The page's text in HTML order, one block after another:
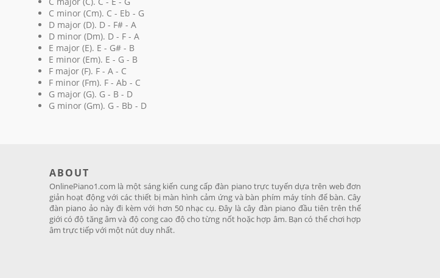
C minor (Cm). C - Eb - G
D major (D). D - F# - A
D minor (Dm). D - F - A
E major (E). E - G# - B
E minor (Em). E - G - B
F major (F). F - A - C
F minor (Fm). F - Ab - C
G major (G). G - B - D
G minor (Gm). G - Bb - D
ABOUT
OnlinePiano1.com là một sáng kiến ​​cung cấp đàn piano trực tuyến dựa trên web đơn
giản hoạt động với các thiết bị màn hình cảm ứng và bàn phím máy tính để bàn. Cây
đàn piano ảo này đi kèm với hơn 50 nhạc cụ. Đây là cây đàn piano đầu tiên trên thế
giới có độ tăng âm và độ cong cao độ cho từng nốt hoặc hợp âm. Bạn có thể chơi hợp
âm trực tiếp với một nút duy nhất.